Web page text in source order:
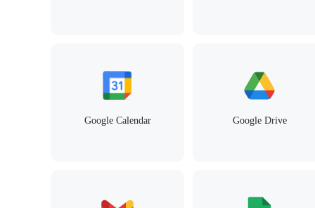
Google Calendar Google Drive